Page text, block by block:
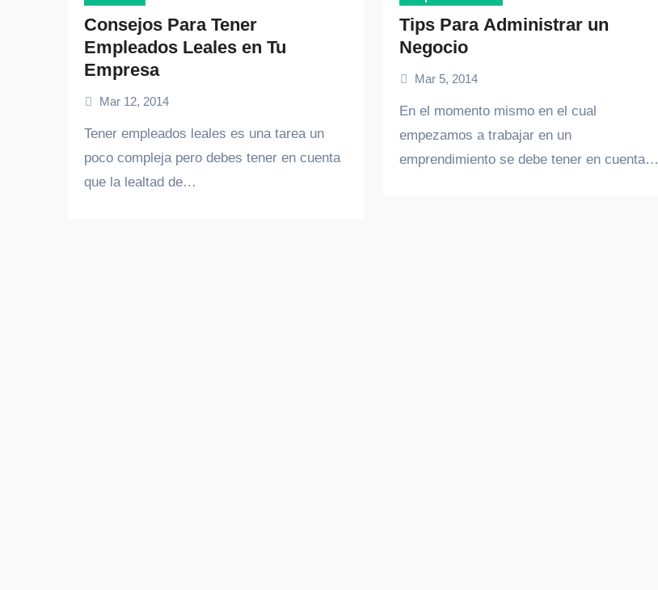
Consejos Para Tener
Empleados Leales en Tu
Empresa
Mar 12, 2014
Tener empleados leales es una tarea un
poco compleja pero debes tener en cuenta
que la lealtad de…
Tips Para Administrar un
Negocio
Mar 5, 2014
En el momento mismo en el cual
empezamos a trabajar en un
emprendimiento se debe tener en cuenta…